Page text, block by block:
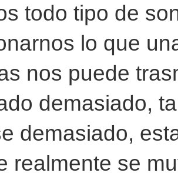
todo tipo de
lo que
nos puede
demasiado,
demasiado,
realmente se